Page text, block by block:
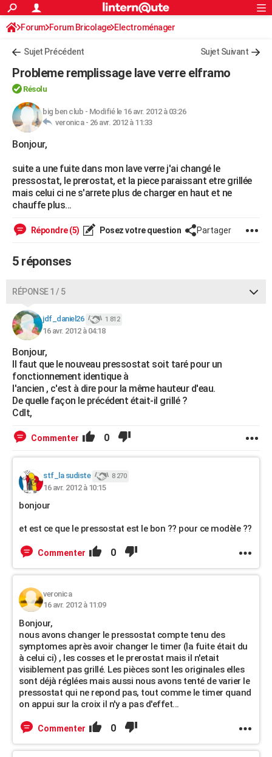
ACTUALITÉS
Politique
Société
Faits Divers
Education
Monde
Villes
+
Programme TV
TNTStreaming
Cinéma
Sorties cinéma
Musique
+FINANCE
Retraite
Impôts
Epargne
Immobilier
Risques naturels par ville
Banque
Assurance
Crédit
AUTO
Essais
Réserver un essai
Citadines
Berlines
SUV
Forum auto
BRICOLAGE
Forum
Aménagement intérieur
Extérieur
Cuisine
Salle de bains
Jardinage
Rangement
WEEK-END
Guides de France
Escapades
Patrimoine
Expositions
Musées
Week-end nature
+LIFESTYLE
Art de vivre
Bien-être
Loisirs
Mode
Modes de vie
SANTE
Alimentation
Guide de la santé
Maladies
Médicaments
Sommeil
VOYAGE
Destinations
City break
Voyage nature
Voyage de noces
Forum
Climat
PHOTO
GUIDES D'ACHAT
BONS PLANS
CARTE DE VOEUX
Carte de Noël
Carte Bonne année
Carte Saint-Valentin
Carte Pâques
Carte d'anniversaire
DICTIONNAIRE
Dictionnaire
Biographies
Citations
Expressions
Proverbes
PROGRAMME TV
COPAINS D'AVANT
S'inscrire
Se connecter
Lycées
Collèges
Primaires
Universités
Entreprises
Service militaire
Avis de recherche
AVIS DE DÉCÈS
FORUM
Bricolage
Lifestyle
Culture
Sport
Auto
Television
Voyage
Cinema
S'inscrire
Connexion
Forum Forum Bricolage Electroménager
Sujet Précédent Sujet Suivant
Probleme remplissage lave verre elframo
Résolu
big ben club - Modifié le 16 avr. 2012 à 03:26
veronica - 26 avr. 2012 à 11:33
Bonjour,
suite a une fuite dans mon lave verre j'ai changé le
pressostat, le prerostat, et la piece paraissant etre grillée
mais celui ci ne s'arrete plus de charger en haut et ne
chauffe plus...
Répondre (5) Posez votre question Partager
5 réponses
RÉPONSE 1 / 5
jdf_daniel26 1 812
16 avr. 2012 à 04:18
Bonjour,
Il faut que le nouveau pressostat soit taré pour un
fonctionnement identique à
l'ancien , c'est à dire pour la même hauteur d'eau.
De quelle façon le précédent était-il grillé ?
Cdlt,
Commenter 0
stf_la sudiste 8 270
16 avr. 2012 à 10:15
bonjour
et est ce que le pressostat est le bon ?? pour ce modèle ??
Commenter 0
veronica
16 avr. 2012 à 11:09
Bonjour,
nous avons changer le pressostat compte tenu des
symptomes après avoir changer le timer (la fuite était du
à celui ci) , les cosses et le prerostat mais il n'etait
visiblement pas grillé. Les pièces sont les originales elles
sont déjà réglées mais aussi nous avons tenté de varier le
pressostat qui ne repond pas, tout comme le timer quand
on appui sur la croix il n'y a pas d'effet...
Commenter 0